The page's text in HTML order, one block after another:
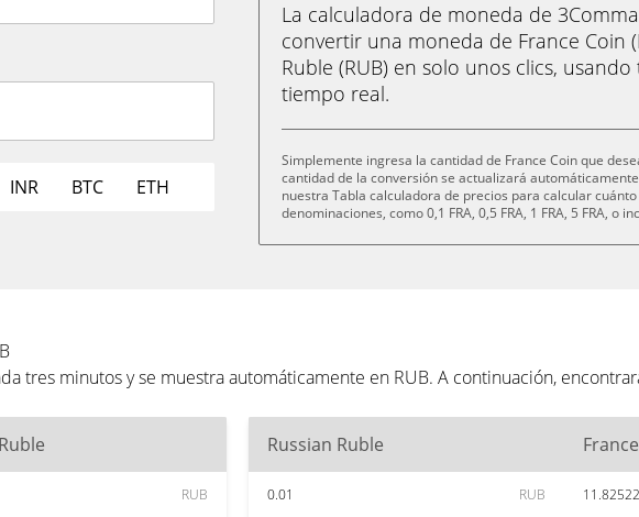
INR BTC ETH
La calculadora de moneda de
convertir una moneda de France Coin
Ruble (RUB) en solo unos clics,
tiempo real.
Simplemente ingresa la cantidad de France Coin que
cantidad de la conversión se actualizará
nuestra Tabla calculadora de precios para calcular
denominaciones, como 0,1 FRA, 0,5 FRA, 1 FRA, 5 FRA, o
tres minutos y se muestra automáticamente en RUB. A continuación,
RUB
Russian Ruble
0.01 RUB